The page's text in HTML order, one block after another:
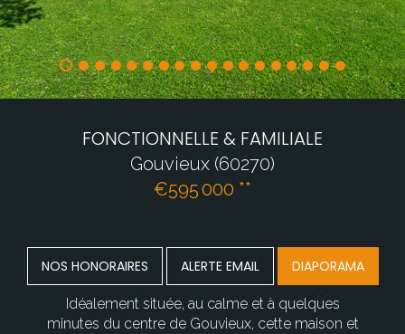
FONCTIONNELLE & FAMILIALE
Gouvieux (60270)
€595 000 **
NOS HONORAIRES ALERTE EMAIL DIAPORAMA
Idéalement située, au calme et à quelques
minutes du centre de Gouvieux, cette maison et